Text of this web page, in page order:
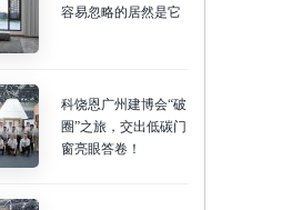
容易忽略的居然是它
科饶恩广州建博会“破
圈”之旅，交出低碳门
窗亮眼答卷！